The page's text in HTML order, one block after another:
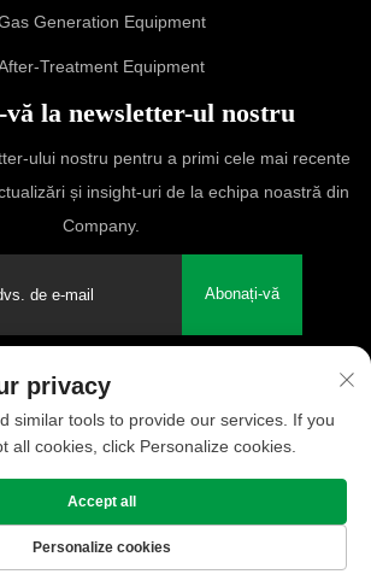
Generation Equipment
Treatment Equipment
la newsletter-ul nostru
ului nostru pentru a primi cele mai recente
și insight-uri de la echipa noastră din
Company.
Abonați-vă
Produs Despre Contact
privacy
similar tools to provide our services. If you
all cookies, click Personalize cookies.
Personalize cookies
Accept all